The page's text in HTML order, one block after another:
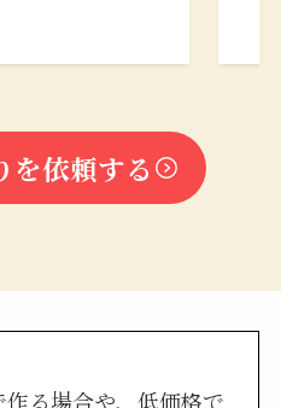
を依頼する
る場合や、低価格で